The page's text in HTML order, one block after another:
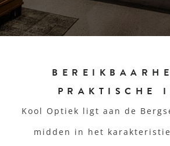
PRAKTISCHE
Kool Optiek ligt aan de
midden in het